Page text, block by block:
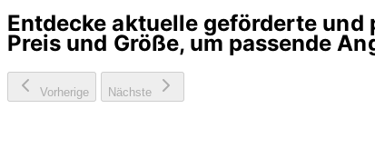
Entdecke aktuelle geförderte
Preis und Größe, um passende
Vorherige Nächste